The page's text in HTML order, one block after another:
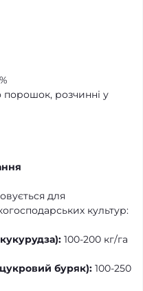
порошок, розчинні у
для
культур:
100-200 кг/га
буряк): 100-250